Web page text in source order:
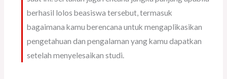
berhasil lolos beasiswa tersebut, termasuk
bagaimana kamu berencana untuk mengaplikasikan
pengetahuan dan pengalaman yang kamu dapatkan
setelah menyelesaikan studi.